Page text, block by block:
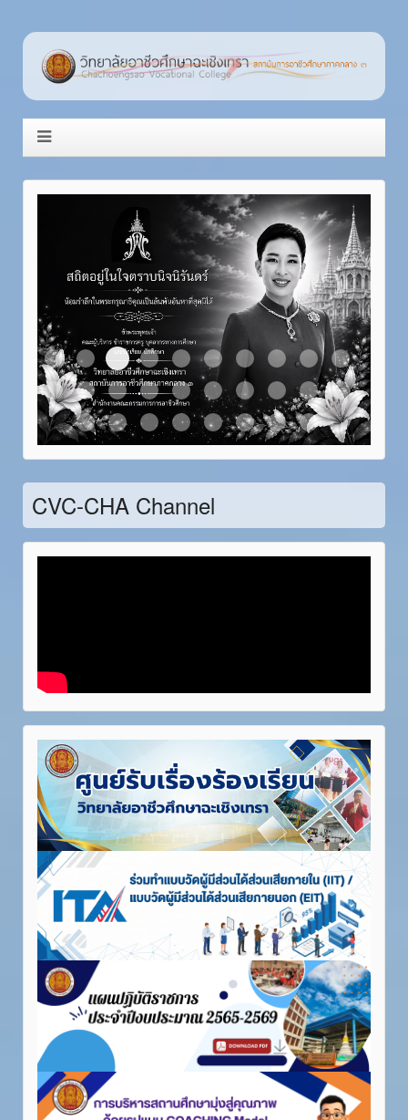
Item 1 Item 2Item 3
Item 4 Item 5 Item 6 Item 7 Item 8Item 9Item 10
Item 11Item 12Item 13Item 14Item 15Item 16 Item 17Item 18Item 19Item 20
Item 21Item 22Item 23Item 24Item 25Item 26Item 27Item 28
CVC-CHA Channel